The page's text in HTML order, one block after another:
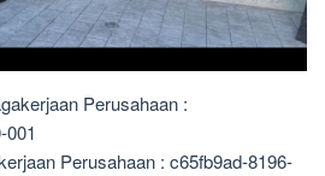
Perusahaan :
001
Perusahaan : c65fb9ad-8196-